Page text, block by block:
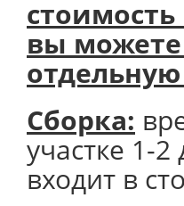
вы можете
Сборка:
участке 1-2
входит в